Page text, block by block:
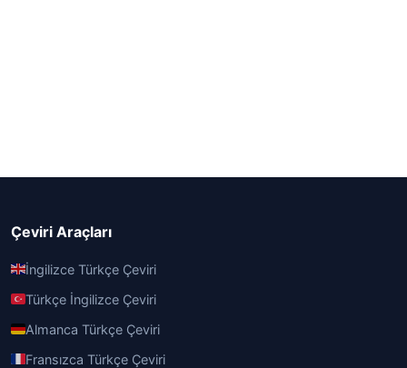
Çeviri Araçları
İngilizce Türkçe Çeviri
Türkçe İngilizce Çeviri
Almanca Türkçe Çeviri
Fransızca Türkçe Çeviri